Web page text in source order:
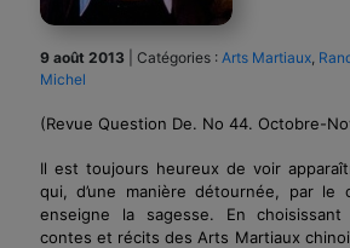
9 août 2013 Catégories : Arts Martiaux
Michel
(Revue Question De. No 44. Octobre-
Il est toujours heureux de voir
qui, d’une manière détournée, par le
enseigne la sagesse. En
contes et récits des Arts Martiaux